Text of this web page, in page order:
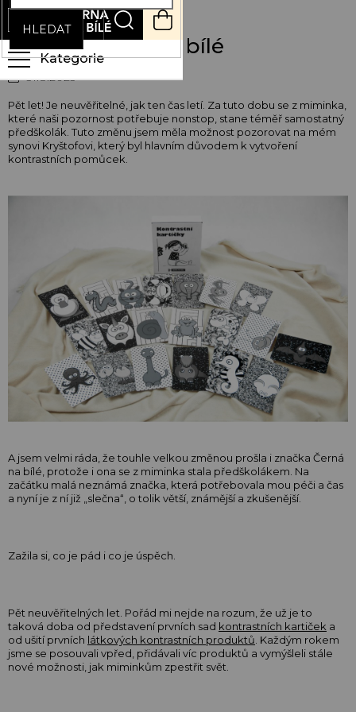
Přejít
obsah
HLEDAT
NÁKUPNÍ
KOŠÍK
5 let s Černou na bílé
31.8.2023
Pět let! Je neuvěřitelné, jak ten čas letí. Za tuto dobu se z miminka,
které naši pozornost potřebuje nonstop, stane téměř samostatný
předškolák. Tuto změnu jsem měla možnost pozorovat na mém
synovi Kryštofovi, který byl hlavním důvodem k vytvoření
kontrastních pomůcek.
A jsem velmi ráda, že touhle velkou změnou prošla i značka Černá
na bílé, protože i ona se z miminka stala předškolákem. Na
začátku malá neznámá značka, která potřebovala mou péči a čas
a nyní je z ní již „slečna“, o tolik větší, známější a zkušenější.
Zažila si, co je pád i co je úspěch.
Pět neuvěřitelných let. Pořád mi nejde na rozum, že už je to
taková doba od představení prvních sad kontrastních kartiček a
od ušití prvních látkových kontrastních produktů . Každým rokem
jsme se posouvali vpřed, přidávali víc produktů a vymýšleli stále
nové možnosti, jak miminkům zpestřit svět.